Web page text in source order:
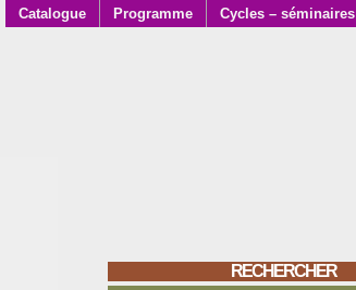
Cycles – séminaires
Programme
Catalogue
RECHERCHER